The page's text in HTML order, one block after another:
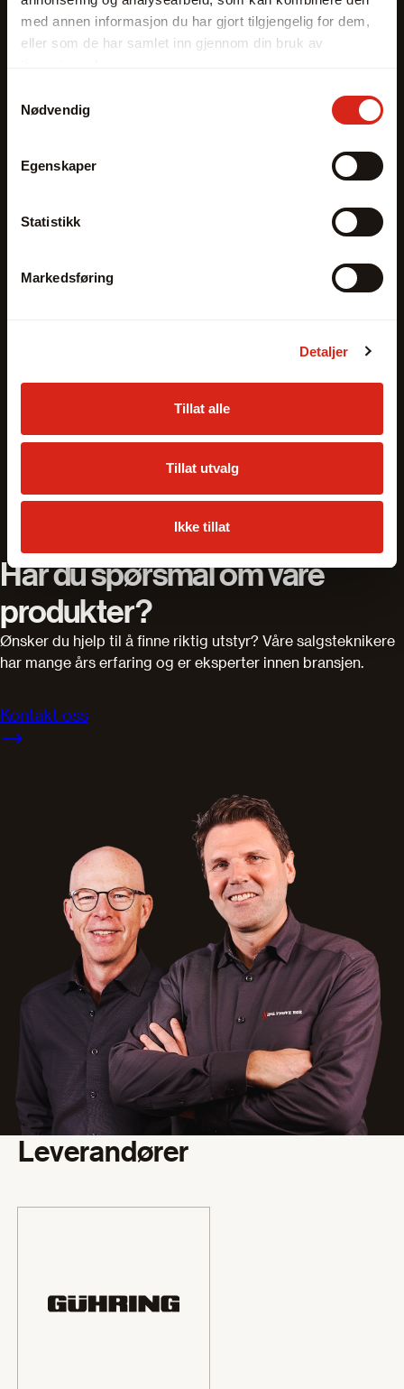
med annen informasjon du har gjort tilgjengelig for dem,
eller som de har samlet inn gjennom din bruk av
Nødvendig
Egenskaper
Statistikk
Markedsføring
Detaljer
Tillat alle
Tillat utvalg
Ikke tillat
SCHUNK
Konfigurator
Kraftspennchuck
Gühring
Har du spørsmål om våre
produkter?
Ønsker du hjelp til å finne riktig utstyr? Våre salgsteknikere
har mange års erfaring og er eksperter innen bransjen.
Kontakt oss
Leverandører